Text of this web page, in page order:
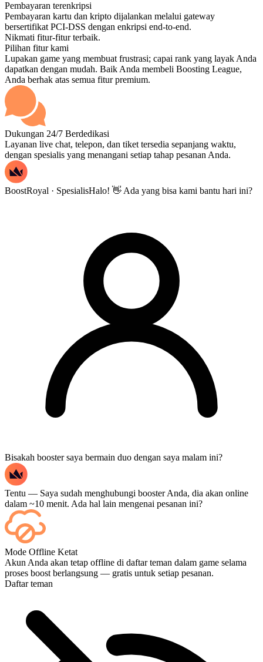
Pembayaran terenkripsi
Pembayaran kartu dan kripto dijalankan melalui gateway
bersertifikat PCI-DSS dengan enkripsi end-to-end.
Nikmati fitur-fitur terbaik.
Pilihan fitur kami
Lupakan game yang membuat frustrasi; capai rank yang layak Anda
dapatkan dengan mudah. Baik Anda membeli Boosting League,
Anda berhak atas semua fitur premium.
Dukungan 24/7 Berdedikasi
Layanan live chat, telepon, dan tiket tersedia sepanjang waktu,
dengan spesialis yang menangani setiap tahap pesanan Anda.
BoostRoyal · SpesialisHalo! 👋 Ada yang bisa kami bantu hari ini?
Bisakah booster saya bermain duo dengan saya malam ini?
Tentu — Saya sudah menghubungi booster Anda, dia akan online
dalam ~10 menit. Ada hal lain mengenai pesanan ini?
Tentu — setiap pertandingan akan muncul di dasbor Anda setelah
selesai, dan jika Anda ingin menonton pertandingannya langsung,
tambahkan Streaming saat checkout.
Mode Offline Ketat
Akun Anda akan tetap offline di daftar teman dalam game selama
proses boost berlangsung — gratis untuk setiap pesanan.
Daftar teman